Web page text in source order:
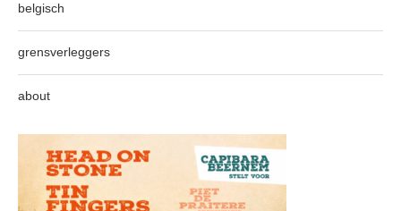
belgisch
grensverleggers
about